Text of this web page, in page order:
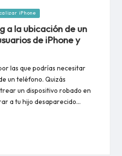
iPhone
a la ubicación de un
de iPhone y
las que podrías necesitar
un teléfono. Quizás
un dispositivo robado en
a tu hijo desaparecido...